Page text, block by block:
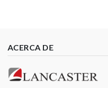
ACERCA DE